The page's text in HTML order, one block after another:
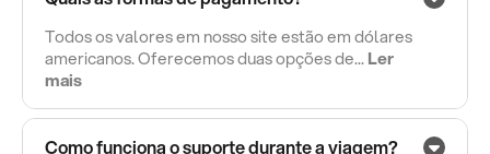
Todos os valores em nosso site estão em dólares
americanos. Oferecemos duas opções de...Ler
mais
Como funciona o suporte durante a viagem?